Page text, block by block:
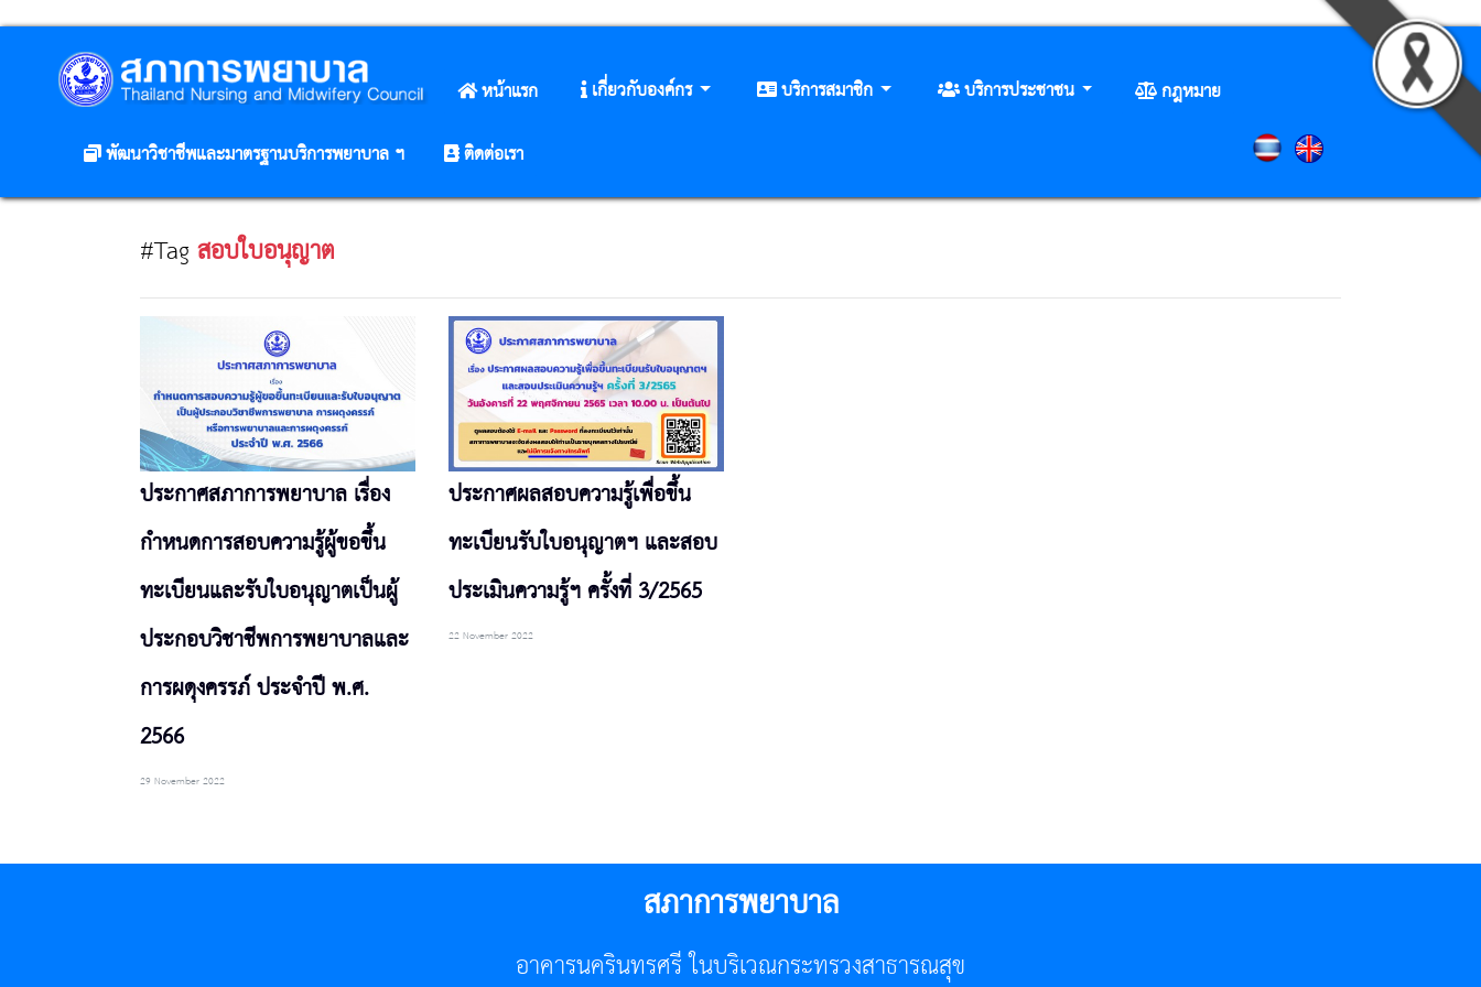
หน้าแรก เกี่ยวกับองค์กร บริการสมาชิก บริการประชาชน
กฎหมาย
พัฒนาวิชาชีพและมาตรฐานบริการพยาบาล ฯ
ติดต่อเรา
#Tagสอบใบอนุญาต
ประกาศสภาการพยาบาล เรื่อง
กำหนดการสอบความรู้ผู้ขอขึ้น
ทะเบียนและรับใบอนุญาตเป็นผู้
ประกอบวิชาชีพการพยาบาลและ
การผดุงครรภ์ ประจำปี พ.ศ.
2566
29 November 2022
ประกาศผลสอบความรู้เพื่อขึ้น
ทะเบียนรับใบอนุญาตฯ และสอบ
ประเมินความรู้ฯ ครั้งที่ 3/2565
22 November 2022
สภาการพยาบาล
อาคารนครินทรศรี ในบริเวณกระทรวงสาธารณสุข